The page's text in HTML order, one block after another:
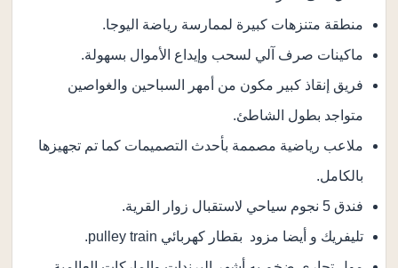
منطقة متنزهات كبيرة لممارسة رياضة اليوجا.
ماكينات صرف آلي لسحب وإيداع الأموال بسهولة.
فريق إنقاذ كبير مكون من أمهر السباحين والغواصين
متواجد بطول الشاطئ.
ملاعب رياضية مصممة بأحدث التصميمات كما تم تجهيزها
بالكامل.
فندق 5 نجوم سياحي لاستقبال زوار القرية.
تليفريك و أيضا مزود بقطار كهربائي pulley train.